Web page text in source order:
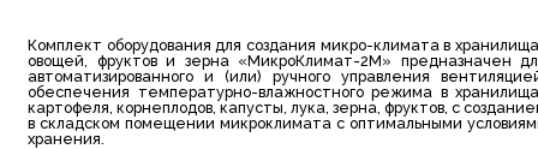
Комплект оборудования для создания микро-климата в
овощей, фруктов и зерна «МикроКлимат-2М» предназначен
автоматизированного и (или) ручного управления
обеспечения температурно-влажностного режима в
картофеля, корнеплодов, капусты, лука, зерна, фруктов, с
в складском помещении микроклимата с оптимальными
хранения.